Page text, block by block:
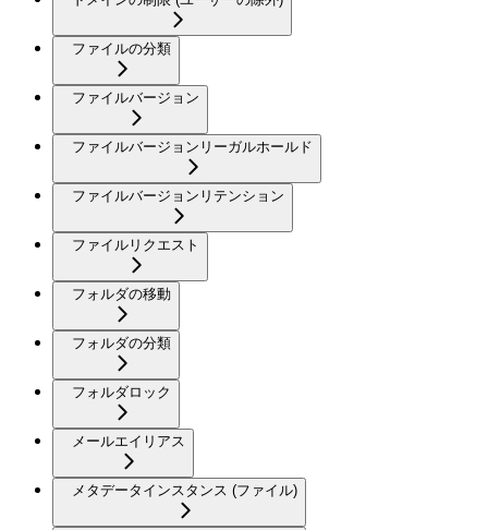
ファイルの分類
ファイルバージョン
ファイルバージョンリーガルホールド
ファイルバージョンリテンション
ファイルリクエスト
フォルダの移動
フォルダの分類
フォルダロック
メールエイリアス
メタデータインスタンス (ファイル)